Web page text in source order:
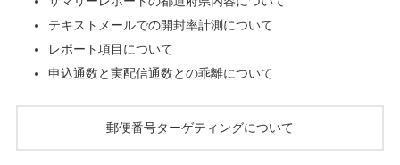
テキストメールでの開封率計測について
レポート項目について
申込通数と実配信通数との乖離について
郵便番号ターゲティングについて